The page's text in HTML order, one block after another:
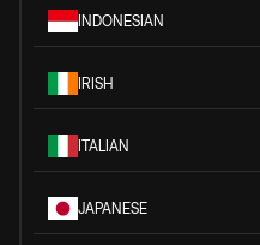
INDONESIAN
IRISH
ITALIAN
JAPANESE